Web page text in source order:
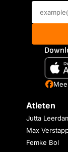
Atleten
Jutta
Max
Femke Bol